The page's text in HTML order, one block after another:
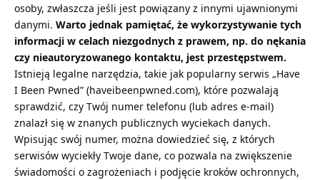
osoby, zwłaszcza jeśli jest powiązany z innymi ujawnionymi
danymi. Warto jednak pamiętać, że wykorzystywanie tych
informacji w celach niezgodnych z prawem, np. do nękania
czy nieautoryzowanego kontaktu, jest przestępstwem.
Istnieją legalne narzędzia, takie jak popularny serwis „Have
I Been Pwned” (haveibeenpwned.com), które pozwalają
sprawdzić, czy Twój numer telefonu (lub adres e-mail)
znalazł się w znanych publicznych wyciekach danych.
Wpisując swój numer, można dowiedzieć się, z których
serwisów wyciekły Twoje dane, co pozwala na zwiększenie
świadomości o zagrożeniach i podjęcie kroków ochronnych,